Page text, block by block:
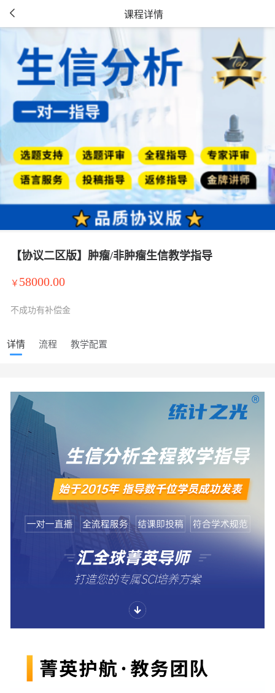
课程详情
【协议二区版】肿瘤/非肿瘤生信教学指导
￥ 58000.00
不成功有补偿金
详情 流程 教学配置